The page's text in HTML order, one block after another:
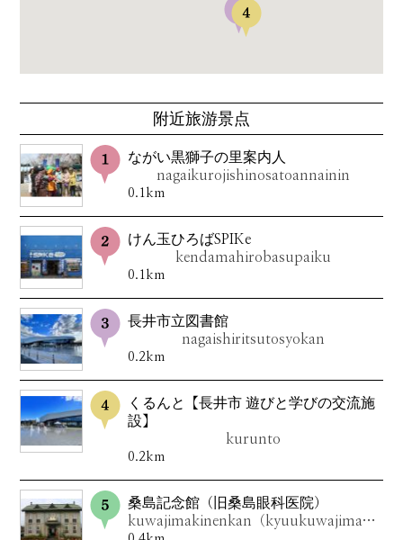
附近旅游景点
ながい黒獅子の里案内人
nagaikurojishinosatoannainin
0.1km
けん玉ひろばSPIKe
kendamahirobasupaiku
0.1km
長井市立図書館
nagaishiritsutosyokan
0.2km
くるんと【長井市 遊びと学びの交流施
設】
kurunto
0.2km
桑島記念館（旧桑島眼科医院）
kuwajimakinenkan（kyuukuwajimagankaiin）